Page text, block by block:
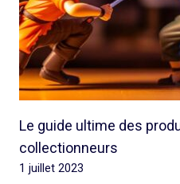
Le guide ultime des
collectionneurs
1 juillet 2023